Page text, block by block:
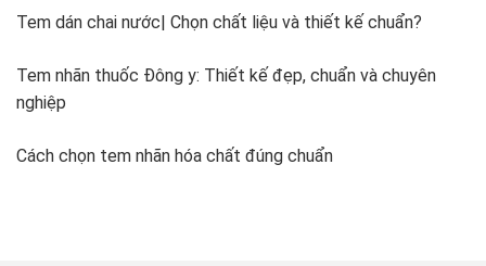
Tem dán chai nước| Chọn chất liệu và thiết kế chuẩn?
Tem nhãn thuốc Đông y: Thiết kế đẹp, chuẩn và chuyên
nghiệp
Cách chọn tem nhãn hóa chất đúng chuẩn